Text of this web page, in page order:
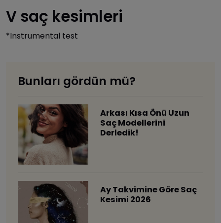
V saç kesimleri
*Instrumental test
Bunları gördün mü?
Arkası Kısa Önü Uzun
Saç Modellerini
Derledik!
Ay Takvimine Göre Saç
Kesimi 2026